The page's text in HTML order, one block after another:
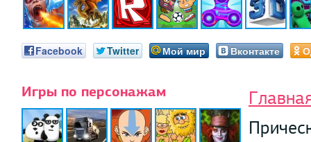
Facebook Twitter Мой мир Вконтакте
Игры по персонажам